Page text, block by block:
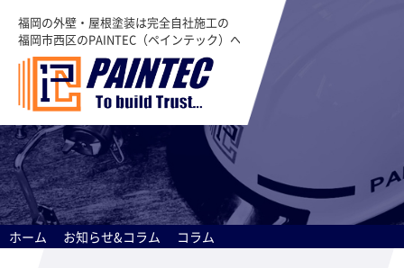
福岡の外壁・屋根塗装は完全自社施工の
福岡市西区のPAINTEC（ペインテック）へ
ホーム お知らせ&コラム コラム